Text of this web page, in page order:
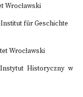
Wrocławski
für Geschichte
Wrocławski
Historyczny w